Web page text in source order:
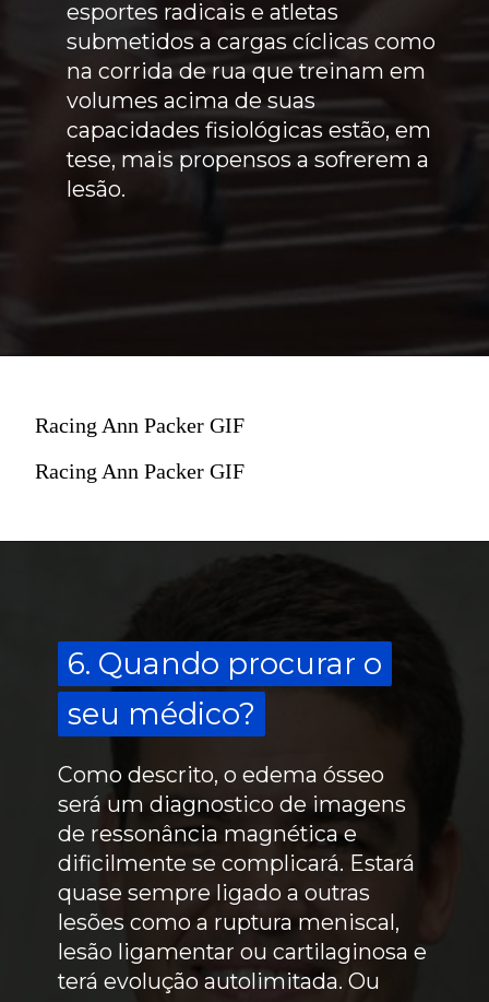
esportes radicais e atletas
submetidos a cargas cíclicas como
na corrida de rua que treinam em
volumes acima de suas
capacidades fisiológicas estão, em
tese, mais propensos a sofrerem a
lesão.
Racing Ann Packer GIF
Racing Ann Packer GIF
Como descrito, o edema ósseo
será um diagnostico de imagens
de ressonância magnética e
dificilmente se complicará. Estará
quase sempre ligado a outras
lesões como a ruptura meniscal,
lesão ligamentar ou cartilaginosa e
terá evolução autolimitada. Ou
6. Quando procurar o
seu médico?
6. Quando procurar o
seu médico?